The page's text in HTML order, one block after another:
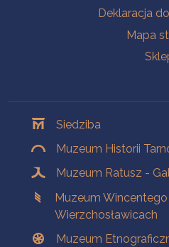
Deklaracja
Mapa
Siedziba
Muzeum Historii
Muzeum Ratusz -
Muzeum
Wierzchosławicach
Muzeum